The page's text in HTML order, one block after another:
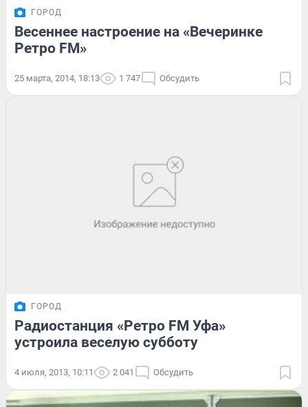
ГОРОД
Весеннее настроение на «Вечеринке
Ретро FM»
25 марта, 2014, 18:13 1 747 Обсудить
ГОРОД
Радиостанция «Ретро FM Уфа»
устроила веселую субботу
4 июля, 2013, 10:11 2 041 Обсудить